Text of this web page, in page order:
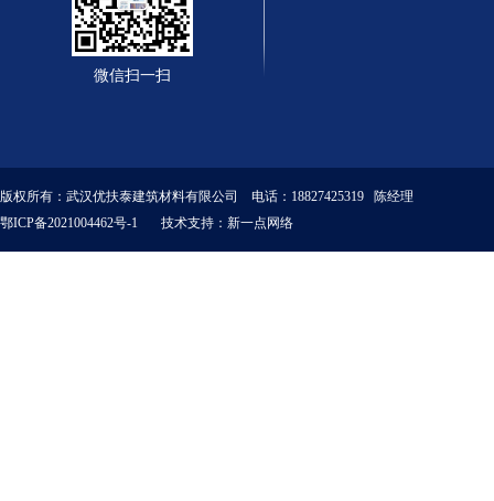
微信扫一扫
版权所有：武汉优扶泰建筑材料有限公司 电话：18827425319 陈经理
鄂ICP备2021004462号-1 技术支持： 新一点网络